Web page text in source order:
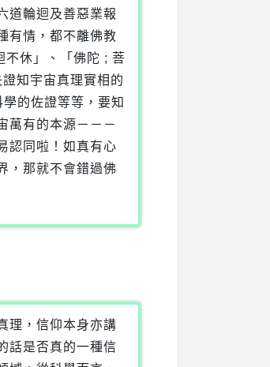
道輪迴及善惡業報
有情，都不離佛教
不休」、「佛陀 ; 菩
知宇宙真理實相的
的佐證等等，要知
萬有的本源－－－
認同啦！如真有心
，那就不會錯過佛
理，信仰本身亦講
話是否真的一種信